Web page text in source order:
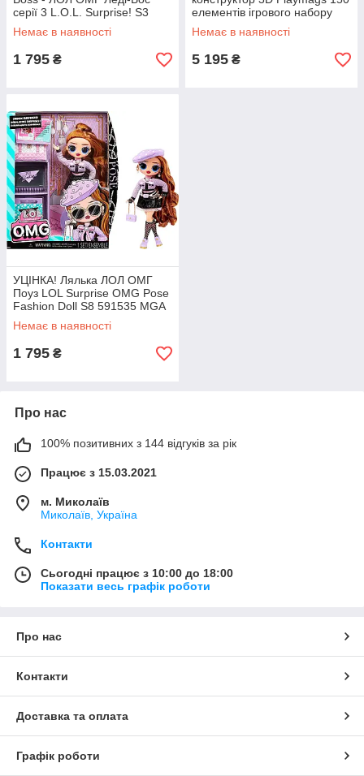
серії 3 L.O.L. Surprise! S3
O.M.G 567219 MyDoll.com.ua
Немає в наявності
1 795 ₴
елементів ігрового набору
Оригінал PM156
MyDoll.com.ua
Немає в наявності
5 195 ₴
УЦІНКА! Лялька ЛОЛ ОМГ
Поуз LOL Surprise OMG Pose
Fashion Doll S8 591535 MGA
Оригінал MyDoll.com.ua
Немає в наявності
1 795 ₴
Про нас
100% позитивних з 144 відгуків за рік
Працює з 15.03.2021
м. Миколаїв
Миколаїв, Україна
Контакти
Сьогодні працює з 10:00 до 18:00
Показати весь графік роботи
Про нас
Контакти
Доставка та оплата
Графік роботи